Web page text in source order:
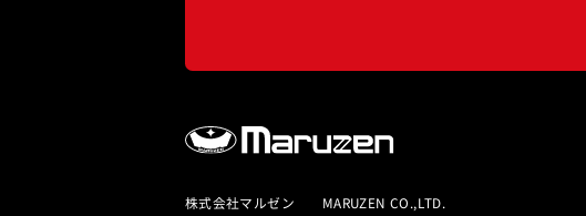
株式会社マルゼン MARUZEN CO.,LTD.